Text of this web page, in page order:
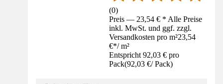
(0)
Preis — 23,54 € * Alle Preise
inkl. MwSt. und ggf. zzgl.
Versandkosten pro m²23,54
€*/ m²
Entspricht 92,03 € pro
Pack(92,03 €/ Pack)